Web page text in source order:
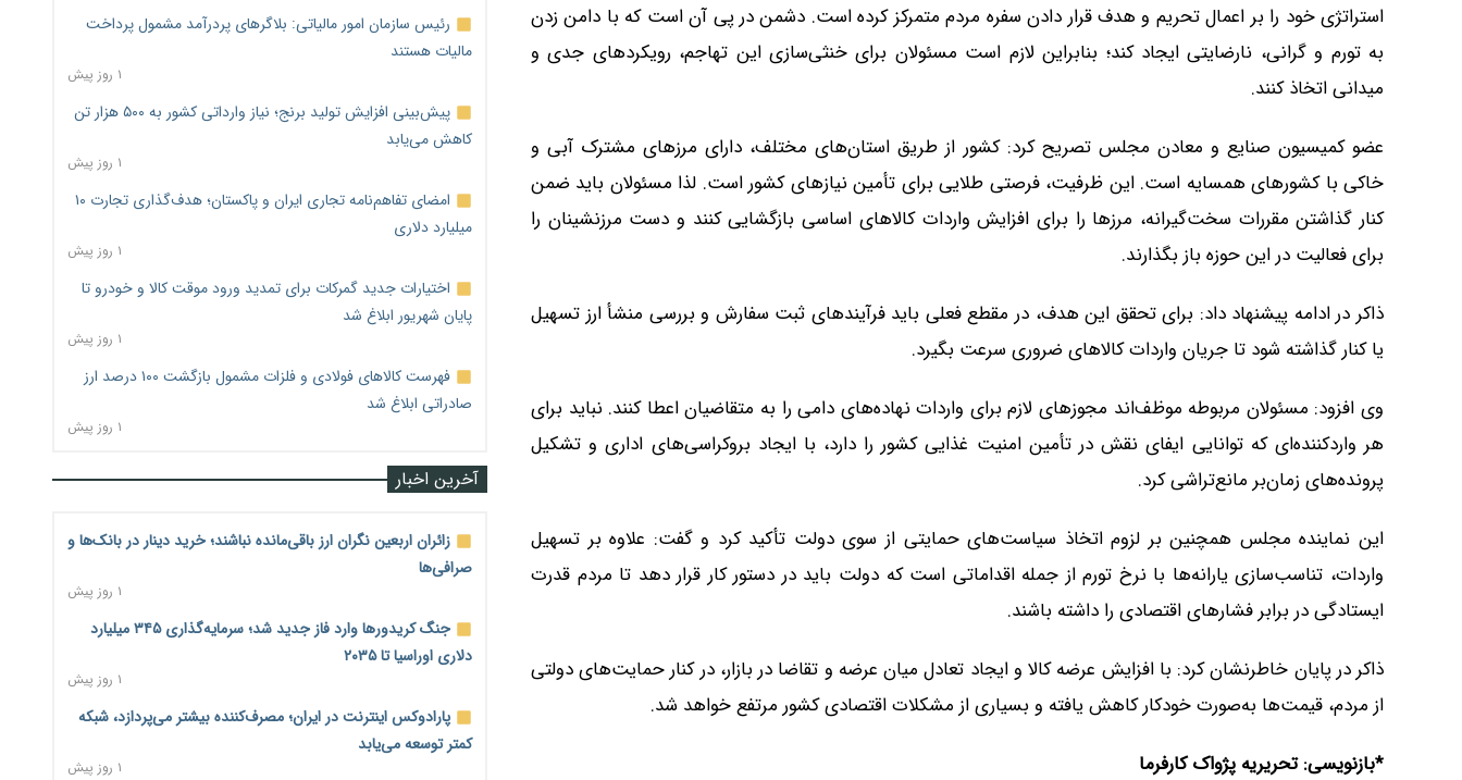
استراتژی خود را بر اعمال تحریم و هدف قرار دادن سفره مردم متمرکز کرده است. دشمن در پی آن است که با دامن زدن
به تورم و گرانی، نارضایتی ایجاد کند؛ بنابراین لازم است مسئولان برای خنثی‌سازی این تهاجم، رویکردهای جدی و
میدانی اتخاذ کنند.
عضو کمیسیون صنایع و معادن مجلس تصریح کرد: کشور از طریق استان‌های مختلف، دارای مرزهای مشترک آبی و
خاکی با کشورهای همسایه است. این ظرفیت، فرصتی طلایی برای تأمین نیازهای کشور است. لذا مسئولان باید ضمن
کنار گذاشتن مقررات سخت‌گیرانه، مرزها را برای افزایش واردات کالاهای اساسی بازگشایی کنند و دست مرزنشینان را
برای فعالیت در این حوزه باز بگذارند.
ذاکر در ادامه پیشنهاد داد: برای تحقق این هدف، در مقطع فعلی باید فرآیندهای ثبت سفارش و بررسی منشأ ارز تسهیل
یا کنار گذاشته شود تا جریان واردات کالاهای ضروری سرعت بگیرد.
وی افزود: مسئولان مربوطه موظف‌اند مجوزهای لازم برای واردات نهاده‌های دامی را به متقاضیان اعطا کنند. نباید برای
هر واردکننده‌ای که توانایی ایفای نقش در تأمین امنیت غذایی کشور را دارد، با ایجاد بروکراسی‌های اداری و تشکیل
پرونده‌های زمان‌بر مانع‌تراشی کرد.
این نماینده مجلس همچنین بر لزوم اتخاذ سیاست‌های حمایتی از سوی دولت تأکید کرد و گفت: علاوه بر تسهیل
واردات، تناسب‌سازی یارانه‌ها با نرخ تورم از جمله اقداماتی است که دولت باید در دستور کار قرار دهد تا مردم قدرت
ایستادگی در برابر فشارهای اقتصادی را داشته باشند.
ذاکر در پایان خاطرنشان کرد: با افزایش عرضه کالا و ایجاد تعادل میان عرضه و تقاضا در بازار، در کنار حمایت‌های دولتی
از مردم، قیمت‌ها به‌صورت خودکار کاهش یافته و بسیاری از مشکلات اقتصادی کشور مرتفع خواهد شد.
*بازنویسی: تحریریه پژواک کارفرما
رئیس سازمان امور مالیاتی: بلاگرهای پردرآمد مشمول پرداخت
مالیات هستند
۱ روز پیش
پیش‌بینی افزایش تولید برنج؛ نیاز وارداتی کشور به ۵۰۰ هزار تن
کاهش می‌یابد
۱ روز پیش
امضای تفاهم‌نامه تجاری ایران و پاکستان؛ هدف‌گذاری تجارت ۱۰
میلیارد دلاری
۱ روز پیش
اختیارات جدید گمرکات برای تمدید ورود موقت کالا و خودرو تا
پایان شهریور ابلاغ شد
۱ روز پیش
فهرست کالاهای فولادی و فلزات مشمول بازگشت ۱۰۰ درصد ارز
صادراتی ابلاغ شد
۱ روز پیش
آخرین اخبار
زائران اربعین نگران ارز باقی‌مانده نباشند؛ خرید دینار در بانک‌ها و
صرافی‌ها
۱ روز پیش
جنگ کریدورها وارد فاز جدید شد؛ سرمایه‌گذاری ۳۴۵ میلیارد
دلاری اوراسیا تا ۲۰۳۵
۱ روز پیش
پارادوکس اینترنت در ایران؛ مصرف‌کننده بیشتر می‌پردازد، شبکه
کمتر توسعه می‌یابد
۱ روز پیش